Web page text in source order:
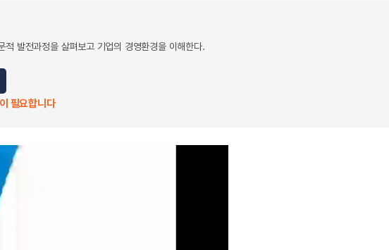
발전과정을 살펴보고 기업의 경영환경을 이해한다.
필요합니다